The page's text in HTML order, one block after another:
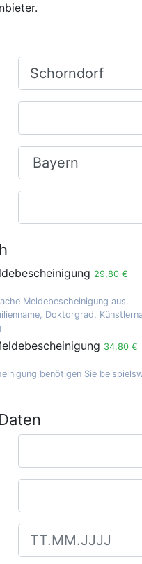
29,80 €
Meldebescheinigung aus.
Doktorgrad,
34,80 €
benötigen Sie